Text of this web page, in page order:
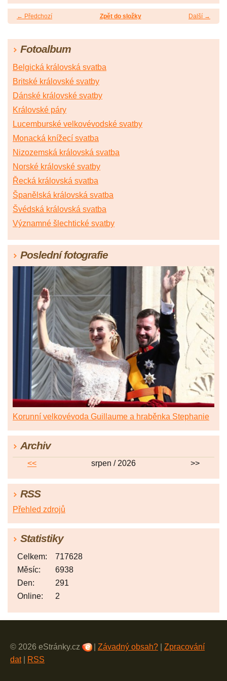
← Předchozí Další →
Zpět do složky
Fotoalbum
Belgická královská svatba
Britské královské svatby
Dánské královské svatby
Královské páry
Lucemburské velkovévodské svatby
Monacká knížecí svatba
Nizozemská královská svatba
Norské královské svatby
Řecká královská svatba
Španělská královská svatba
Švédská královská svatba
Významné šlechtické svatby
Poslední fotografie
Korunní velkovévoda Guillaume a hraběnka Stephanie
Archiv
<< srpen / 2026 >>
RSS
Přehled zdrojů
Statistiky
Online: 2
Celkem:
717628
Měsíc:
6938
Den:
291
© 2026 eStránky.cz Závadný obsah?
Zpracování
dat| RSS